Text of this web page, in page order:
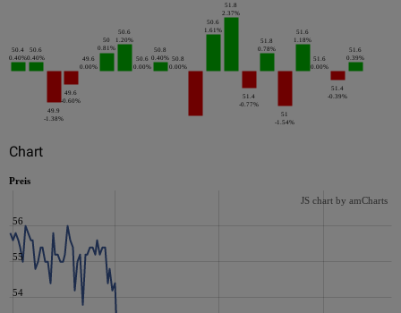
50.4
0.40%
50.6
0.40%
49.9
-1.38%
49.6
-0.60%
49.6
0.00%
50
0.81%
50.6
1.20%
50.6
0.00%
50.8
0.40% 50.8
0.00%
50.6
1.61%
51.8
2.37%
51.4
-0.77%
51.8
0.78%
51
-1.54%
51.6
1.18%
51.6
0.00%
51.4
-0.39%
51.6
0.39%
Chart
Preis
54
55
56
JS chart by amCharts